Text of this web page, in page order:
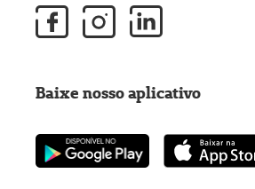
Baixe nosso aplicativo